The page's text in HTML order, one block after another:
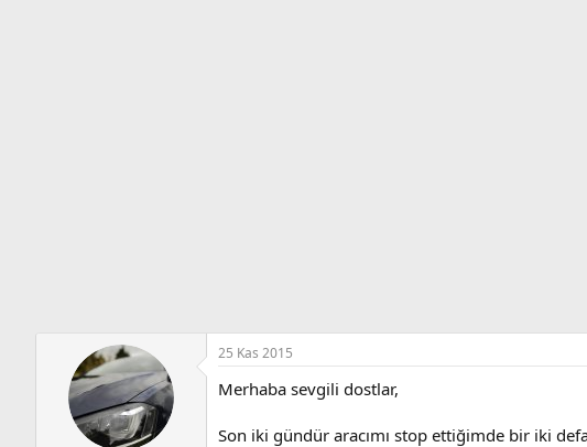
25 Kas 2015
Merhaba sevgili dostlar,
Son iki gündür aracımı stop ettiğimde bir iki